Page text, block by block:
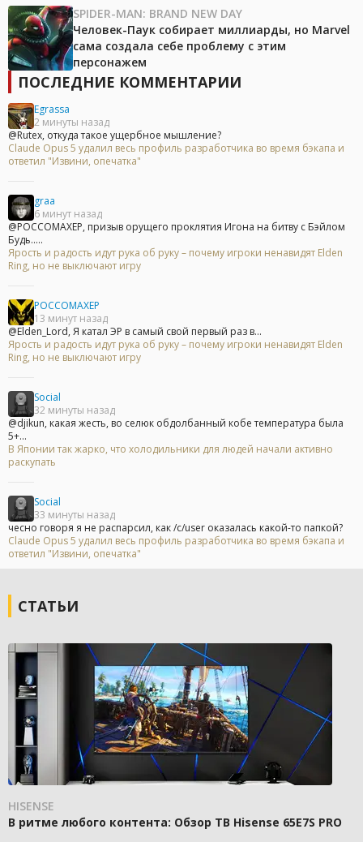
SPIDER-MAN: BRAND NEW DAY
Человек-Паук собирает миллиарды, но Marvel
сама создала себе проблему с этим
персонажем
ПОСЛЕДНИЕ КОММЕНТАРИИ
Egrassa
2 минуты назад
@Rutex, откуда такое ущербное мышление?
Claude Opus 5 удалил весь профиль разработчика во время бэкапа и
ответил "Извини, опечатка"
graa
6 минут назад
@POCCOMAXEP, призыв орущего проклятия Игона на битву с Бэйлом
Будь.....
Ярость и радость идут рука об руку – почему игроки ненавидят Elden
Ring, но не выключают игру
POCCOMAXEP
13 минут назад
@Elden_Lord, Я катал ЭР в самый свой первый раз в...
Ярость и радость идут рука об руку – почему игроки ненавидят Elden
Ring, но не выключают игру
Social
32 минуты назад
@djikun, какая жесть, во селюк обдолбанный кобе температура была
5+...
В Японии так жарко, что холодильники для людей начали активно
раскупать
Social
33 минуты назад
чесно говоря я не распарсил, как /c/user оказалась какой-то папкой?
Claude Opus 5 удалил весь профиль разработчика во время бэкапа и
ответил "Извини, опечатка"
СТАТЬИ
HISENSE
В ритме любого контента: Обзор ТВ Hisense 65E7S PRO